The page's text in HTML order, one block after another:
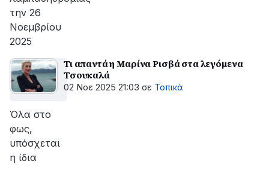
την 26
Νοεμβρίου
2025
Τι απαντά η Μαρίνα Ρισβά στα λεγόμενα
Τσουκαλά
02 Νοε 2025 21:03 σε Τοπικά
Όλα στο
φως,
υπόσχεται
η ίδια